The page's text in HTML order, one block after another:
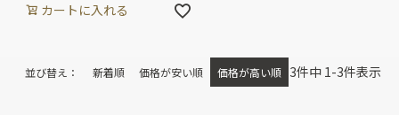
カートに入れる
並び替え 新着順 価格が安い順 価格が高い順 3件中 1-3件表示